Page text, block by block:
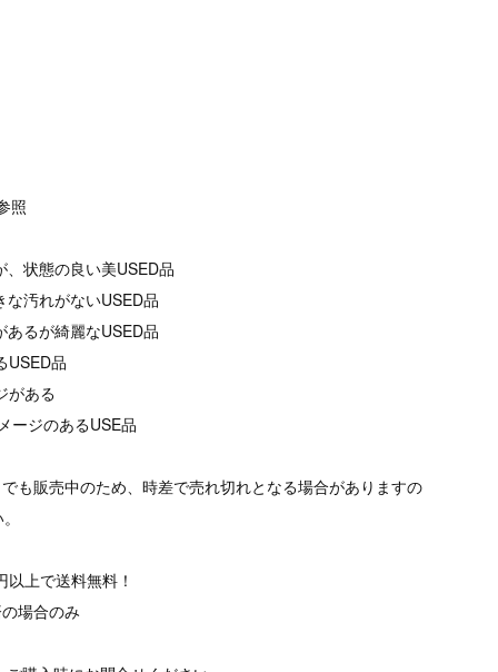
照
状態の良い美USED品
汚れがないUSED品
るが綺麗なUSED品
品
がある
ジのあるUSE品
でも販売中のため、時差で売れ切れとなる場合がありますの
上で送料無料！
場合のみ